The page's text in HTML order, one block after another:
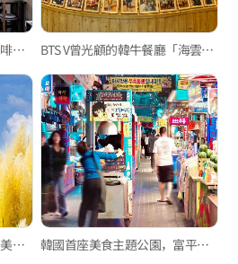
盡情享受閒暇，釜山韓屋咖啡廳3選 BTS V曾光顧的韓牛餐廳「海雲臺一品韓牛」
集海景與麵包甜點於一身的美食店家，熱門的大型海景咖啡廳機張「off. o」 韓國首座美食主題公園，富平罐頭夜市